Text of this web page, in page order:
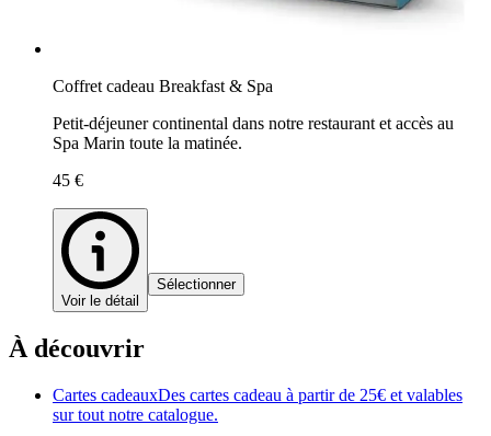
Coffret cadeau Breakfast & Spa
Petit-déjeuner continental dans notre restaurant et accès au
Spa Marin toute la matinée.
45 €
Voir le détail
Sélectionner
À découvrir
Cartes cadeauxDes cartes cadeau à partir de 25€ et valables
sur tout notre catalogue.